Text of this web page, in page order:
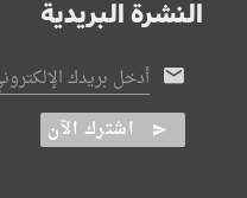
النشرة البريدية
أدخل بريدك
اشترك الآن